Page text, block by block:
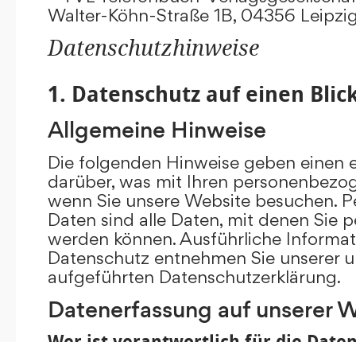
Walter-Köhn-Straße 1B, 04356
Datenschutzhinweise
1. Datenschutz auf einen
Allgemeine Hinweise
Die folgenden Hinweise geben einen
darüber, was mit Ihren
wenn Sie unsere Website besuchen.
Daten sind alle Daten, mit denen Sie
werden können. Ausführliche
Datenschutz entnehmen Sie unserer
aufgeführten Datenschutzerklärung.
Datenerfassung auf unserer